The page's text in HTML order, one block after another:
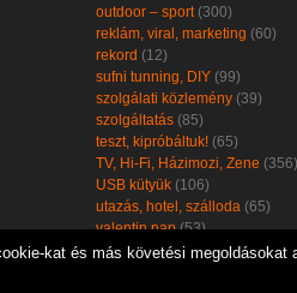
outdoor – sport(300)
reklám, viral, marketing (60)
rekord (12)
sufni tunning, DIY (99)
szolgálati közlemény (39)
szolgáltatás (85)
teszt, kipróbáltuk! (65)
TV, Hi-Fi, Házimozi, Zene (356)
USB kütyük (106)
utazás, hotel, szálloda (65)
valentin nap(53)
zöld, öko, környezetbarát(102)
kat és más követési